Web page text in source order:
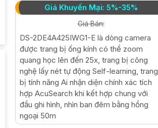
Giá Khuyến Mại: 5%-35%
Giá Bán:
DS-2DE4A425IWG1-E là dòng camera
được trang bị ống kính có thể zoom
quang học lên đến 25x, trang bị công
nghệ lấy nét tự động Self-learning, trang
bị tính năng Ai nhận diện chính xác tích
hợp AcuSearch khi kết hợp chung với
đầu ghi hình, nhìn ban đêm bằng hồng
ngoại 50m